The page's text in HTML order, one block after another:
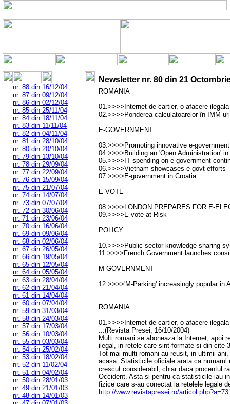
nr. 88 din 16/12/04
nr. 87 din 09/12/04
nr. 86 din 02/12/04
nr. 85 din 25/11/04
nr. 84 din 18/11/04
nr. 83 din 11/11/04
nr. 82 din 04/11/04
nr. 81 din 28/10/04
nr. 80 din 20/10/04
nr. 79 din 13/10/04
nr. 78 din 29/09/04
nr. 77 din 22/09/04
nr. 76 din 15/09/04
nr. 75 din 21/07/04
nr. 74 din 14/07/04
nr. 73 din 07/07/04
nr. 72 din 30/06/04
nr. 71 din 23/06/04
nr. 70 din 16/06/04
nr. 69 din 09/06/04
nr. 68 din 02/06/04
nr. 67 din 26/05/04
nr. 66 din 19/05/04
nr. 65 din 12/05/04
nr. 64 din 05/05/04
nr. 63 din 28/04/04
nr. 62 din 21/04/04
nr. 61 din 14/04/04
nr. 60 din 07/04/04
nr. 59 din 31/03/04
nr. 58 din 24/03/04
nr. 57 din 17/03/04
nr. 56 din 10/03/04
nr. 55 din 03/03/04
nr. 54 din 25/02/04
nr. 53 din 18/02/04
nr. 52 din 11/02/04
nr. 51 din 04/02/04
nr. 50 din 28/01/03
nr. 49 din 21/01/03
nr. 48 din 14/01/03
Newsletter nr. 80 din 21
ROMANIA
01.>>>>Internet de cartier, o afacere ilegala
02.>>>>Ponderea calculatoarelor în IMM-
E-GOVERNMENT
03.>>>>Promoting innovative e-
04.>>>>Building an 'Open Administration'
05.>>>>IT spending on e-government
06.>>>>Vietnam showcases e-govt efforts
07.>>>>E-government in Croatia
E-VOTE
08.>>>>LONDON PREPARES FOR E-
09.>>>>E-vote at Risk
POLICY
10.>>>>Public sector knowledge-sharing
11.>>>>French Government launches
M-GOVERNMENT
12.>>>>'M-Parking' increasingly popular in
ROMANIA
01.>>>>Internet de cartier, o afacere ilegala
...(Revista Presei, 16/10/2004)
Multi romani se aboneaza la Internet, apoi
ilegal, in retele care sint formate si din cite
Tot mai multi romani au reusit, in ultimii
acasa. Statisticile oficiale arata ca numarul
crescut considerabil, chiar daca procentul
Occident. Asta si pentru ca statisticile iau
fizice care s-au conectat la retelele legale
http://www.revistapresei.ro/